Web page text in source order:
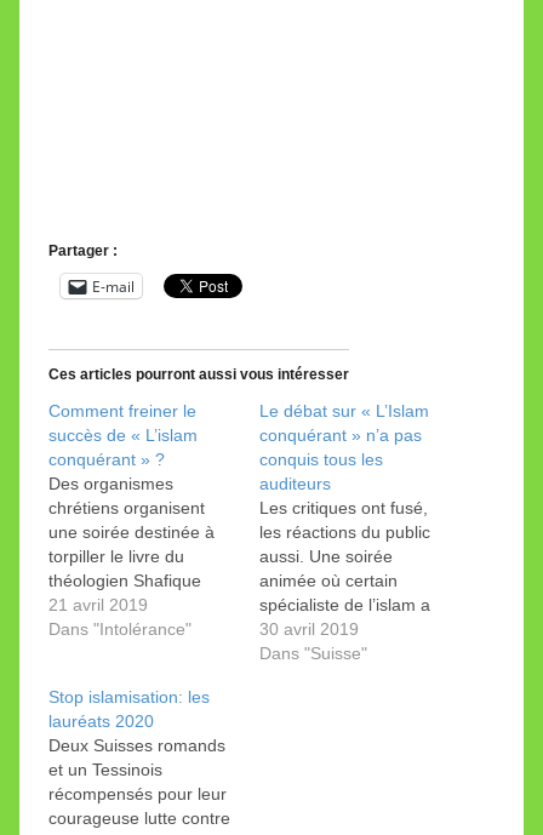
Partager :
E-mail
Ces articles pourront aussi vous intéresser
Comment freiner le
succès de « L’islam
conquérant » ?
Des organismes
chrétiens organisent
une soirée destinée à
torpiller le livre du
théologien Shafique
Keshavjee. Vous êtes
invités à assister au
débatteurs soutenus
par un modérateur vont
s’atteler à démolir les
thèses du livre du
pasteur Shafique
Keshavjee. Pierre Gisel,
21 avril 2019
Dans "Intolérance"
Le débat sur « L’Islam
conquérant » n’a pas
conquis tous les
auditeurs
Les critiques ont fusé,
les réactions du public
aussi. Une soirée
animée où certain
spécialiste de l’islam a
étonné. Près de 300
personnes ont assisté
30 avril 2019
Dans "Suisse"
Stop islamisation: les
lauréats 2020
Deux Suisses romands
et un Tessinois
récompensés pour leur
courageuse lutte contre